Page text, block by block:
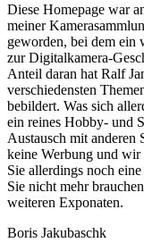
Diese Homepage war
meiner
geworden, bei dem ein
zur Digitalkamera-
Anteil daran hat Ralf
verschiedensten
bebildert. Was sich
ein reines Hobby- und
Austausch mit anderen
keine Werbung und wir
Sie allerdings noch
Sie nicht mehr
weiteren Exponaten.
Boris Jakubaschk